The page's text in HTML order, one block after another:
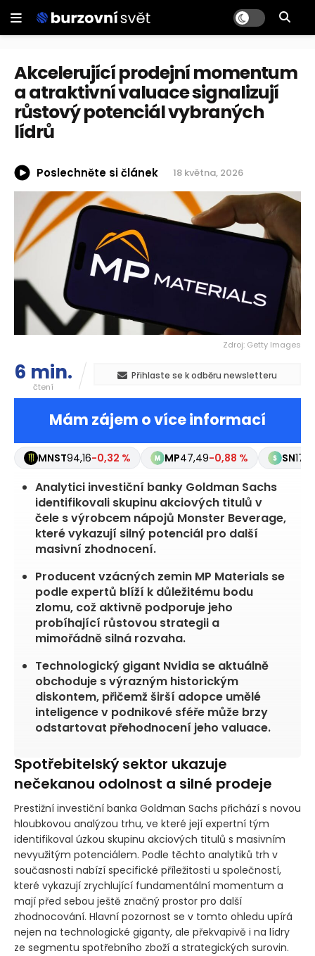
Akcelerující prodejní momentum
a atraktivní valuace signalizují
růstový potenciál vybraných
lídrů
Poslechněte si článek 18 května, 2026
Zdroj: Getty Images
6 min.
čtení
Přihlaste se k odběru newsletteru
Mám zájem o více informací
MNST94,16-0,32 % MP47,49-0,88 % SN
Analytici investiční banky Goldman Sachs
identifikovali skupinu akciových titulů v
čele s výrobcem nápojů Monster Beverage,
které vykazují silný potenciál pro další
masivní zhodnocení.
Producent vzácných zemin MP Materials se
podle expertů blíží k důležitému bodu
zlomu, což aktivně podporuje jeho
probíhající růstovou strategii a
mimořádně silná rozvaha.
Technologický gigant Nvidia se aktuálně
obchoduje s výrazným historickým
diskontem, přičemž širší adopce umělé
inteligence v podnikové sféře může brzy
odstartovat přehodnocení jeho valuace.
Spotřebitelský sektor ukazuje
nečekanou odolnost a silné prodeje
Prestižní investiční banka Goldman Sachs přichází s novou
hloubkovou analýzou trhu, ve které její expertní tým
identifikoval úzkou skupinu akciových titulů s masivním
nevyužitým potenciálem. Podle těchto analytiků trh v
současnosti nabízí specifické příležitosti u společností,
které vykazují zrychlující fundamentální momentum a
mají před sebou ještě značný prostor pro další
zhodnocování. Hlavní pozornost se v tomto ohledu upírá
nejen na technologické giganty, ale překvapivě i na lídry
ze segmentu spotřebního zboží a strategických surovin.